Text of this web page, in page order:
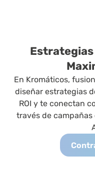
En Kromáticos,
diseñar estrategias
ROI y te conectan
través de campañas